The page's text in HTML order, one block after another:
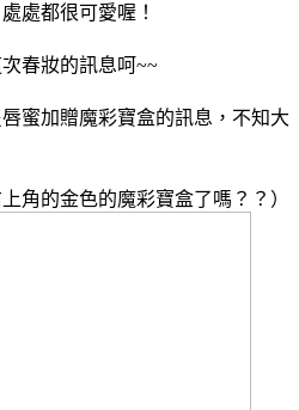
處都很可愛喔！
春妝的訊息呵~~
蜜加贈魔彩寶盒的訊息，不知大
角的金色的魔彩寶盒了嗎？？）